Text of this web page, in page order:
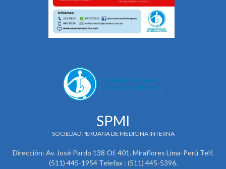
SPMI
SOCIEDAD PERUANA DE MEDICINA INTERNA
Dirección: Av. José Pardo 138 Of. 401. Miraflores Lima-Perú Telf.
(511) 445-1954 Telefax : (511) 445-5396.